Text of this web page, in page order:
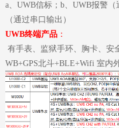
a、UWB信标；b、UWB报警
（通过串口输出
UWB终端产品：
有手表、监狱手环、胸卡、安
WB+GPS北斗+BLE+Wifi 室内